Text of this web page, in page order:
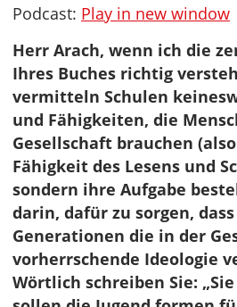
Podcast: Play in new window
Herr Arach, wenn ich die
Ihres Buches richtig
vermitteln Schulen
und Fähigkeiten, die
Gesellschaft brauchen
Fähigkeit des Lesens und
sondern ihre Aufgabe
darin, dafür zu sorgen,
Generationen die in der
vorherrschende Ideologie
Wörtlich schreiben Sie: